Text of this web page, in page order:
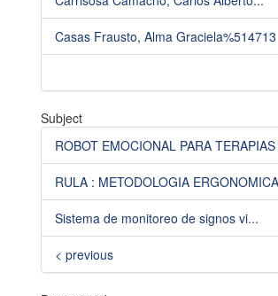
Casas Frausto, Alma Graciela%514713
Subject
ROBOT EMOCIONAL PARA TERAPIAS
RULA : METODOLOGIA
Sistema de monitoreo de signos vi...
< previous